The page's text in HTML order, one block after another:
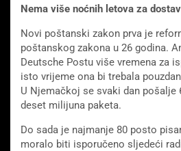
Nema više noćnih letova za
Novi poštanski zakon prva je
poštanskog zakona u 26 godina.
Deutsche Postu više vremena za
isto vrijeme ona bi trebala
U Njemačkoj se svaki dan pošalje
deset milijuna paketa.
Do sada je najmanje 80 posto
moralo biti isporučeno sljedeći